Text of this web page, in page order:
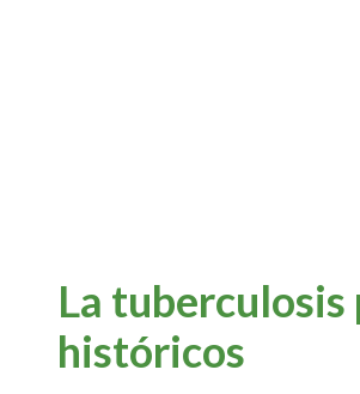
La tuberculosis
históricos